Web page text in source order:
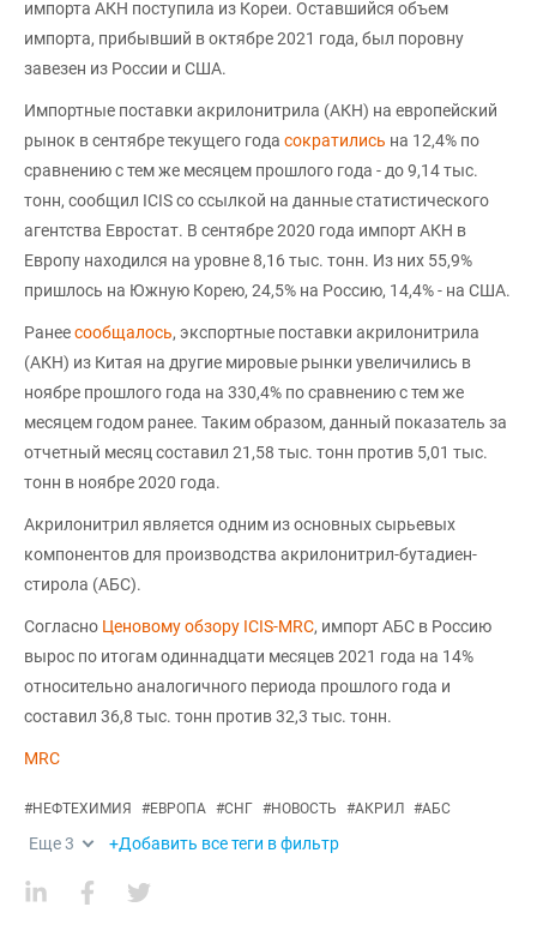
импорта AКН поступила из Кореи. Оставшийся объем
импорта, прибывший в октябре 2021 года, был поровну
завезен из России и США.
Импортные поставки акрилонитрила (АКН) на европейский
рынок в сентябре текущего года сократились на 12,4% по
сравнению с тем же месяцем прошлого года - до 9,14 тыс.
тонн, сообщил ICIS со ссылкой на данные статистического
агентства Евростат. В сентябре 2020 года импорт АКН в
Европу находился на уровне 8,16 тыс. тонн. Из них 55,9%
пришлось на Южную Корею, 24,5% на Россию, 14,4% - на США.
Ранеесообщалось, экспортные поставки акрилонитрила
(АКН) из Китая на другие мировые рынки увеличились в
ноябре прошлого года на 330,4% по сравнению с тем же
месяцем годом ранее. Таким образом, данный показатель за
отчетный месяц составил 21,58 тыс. тонн против 5,01 тыс.
тонн в ноябре 2020 года.
Акрилонитрил является одним из основных сырьевых
компонентов для производства акрилонитрил-бутадиен-
стирола (АБС).
Согласно Ценовому обзору ICIS-MRC, импорт АБС в Россию
вырос по итогам одиннадцати месяцев 2021 года на 14%
относительно аналогичного периода прошлого года и
составил 36,8 тыс. тонн против 32,3 тыс. тонн.
MRC
#НЕФТЕХИМИЯ #ЕВРОПА #СНГ #НОВОСТЬ #АКРИЛ #АБС
Еще3 +Добавить все теги в фильтр